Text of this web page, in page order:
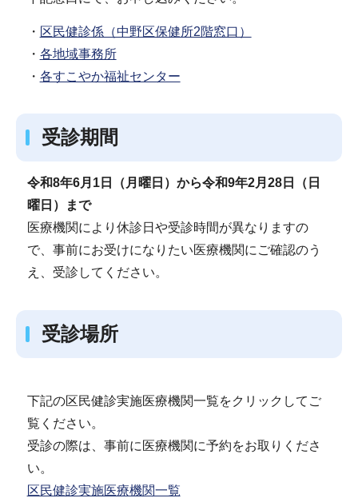
・ 区民健診係（中野区保健所2階窓口）
・ 各地域事務所
・ 各すこやか福祉センター
受診期間
令和8年6月1日（月曜日）から令和9年2月28日（日
曜日）まで
医療機関により休診日や受診時間が異なりますの
で、事前にお受けになりたい医療機関にご確認のう
え、受診してください。
受診場所
下記の区民健診実施医療機関一覧をクリックしてご
覧ください。
受診の際は、事前に医療機関に予約をお取りくださ
い。
区民健診実施医療機関一覧